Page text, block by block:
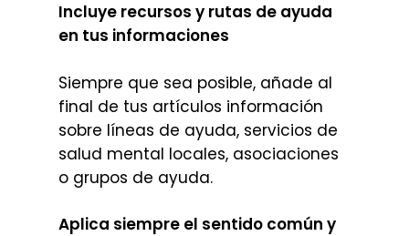
Incluye recursos y rutas de ayuda
en tus informaciones
Siempre que sea posible, añade al
final de tus artículos información
sobre líneas de ayuda, servicios de
salud mental locales, asociaciones
o grupos de ayuda.
Aplica siempre el sentido común y